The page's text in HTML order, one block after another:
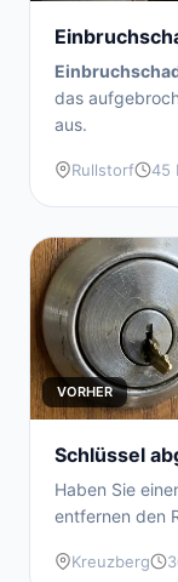
das
aus.
Rullstorf 45
VORHER
Schlüssel
Haben Sie
entfernen den
Kreuzberg